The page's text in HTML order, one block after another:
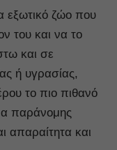
εξωτικό ζώο που
του και να το
και σε
ή υγρασίας,
το πιο πιθανό
παράνομης
απαραίτητα και